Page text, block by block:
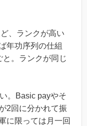
、ランクが高い
年功序列の仕組
。ランクが同じ
。Basic payやそ
2回に分かれて振
に限っては月一回